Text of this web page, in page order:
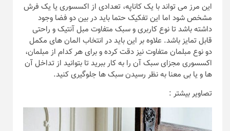
این مرز می تواند با یک کاناپه، تعدادی از اکسسوری یا یک فرش
مشخص شود اما این تفکیک حتما باید در بین دو فضا وجود
داشته باشد تا نوع کاربری و سبک متفاوت مبل آنتیک و راحتی
قابل تمایز باشد. علاوه بر این باید در انتخاب المان های مکمل
دو نوع مبلمان متفاوت نیز دقت کرده و برای هر کدام از مبلمان،
اکسسوری مجزای سبک آن را به کار ببرید تا بتوانید از تداخل آن
ها و یا بی معنا به نظر رسیدن سبک ها جلوگیری کنید.
تصاویر بیشتر :